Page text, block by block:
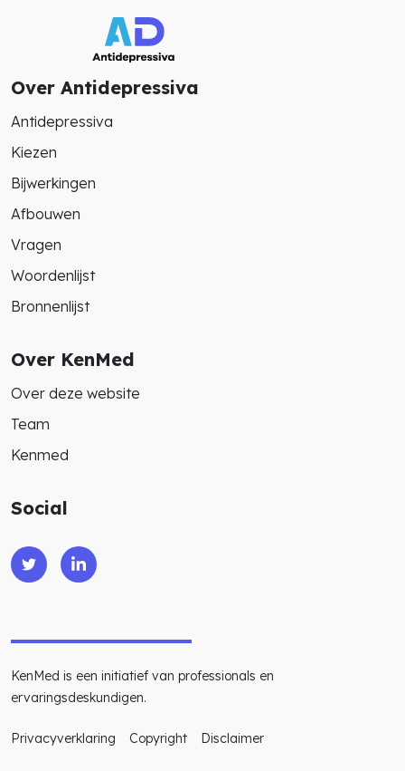
Over Antidepressiva
Antidepressiva
Kiezen
Bijwerkingen
Afbouwen
Vragen
Woordenlijst
Bronnenlijst
Over KenMed
Over deze website
Team
Kenmed
Social
KenMed is een initiatief van professionals en
ervaringsdeskundigen.
Privacyverklaring Copyright Disclaimer